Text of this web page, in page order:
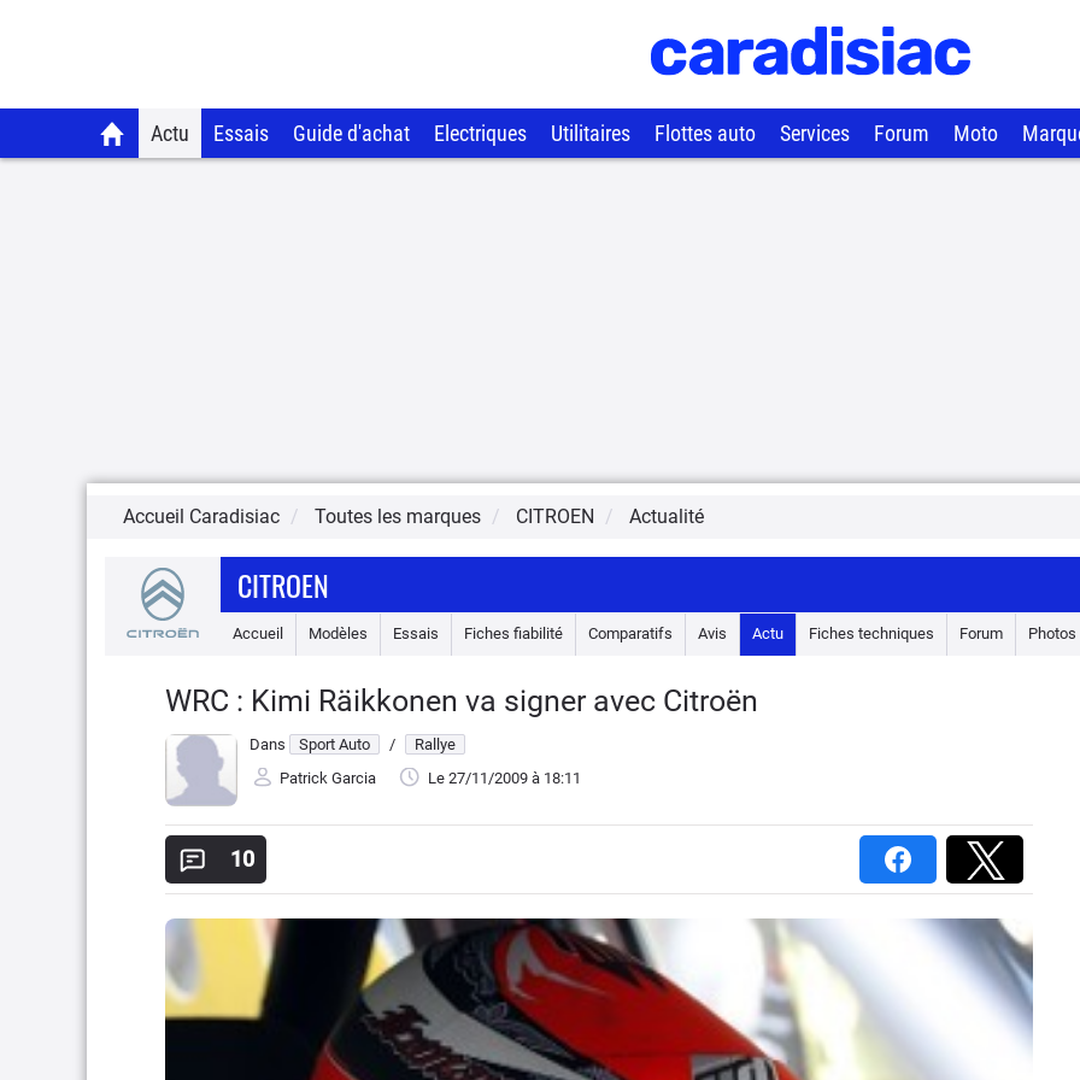
Actu Essais Guide d'achat Electriques Utilitaires Flottes auto Services Forum Moto
Accueil Caradisiac Toutes les marques CITROEN Actualité
CITROEN
Accueil Modèles Essais Fiches fiabilité Comparatifs Avis Actu Fiches techniques Forum Photos
WRC : Kimi Räikkonen va signer avec Citroën
Dans Sport Auto /
Rallye
Patrick Garcia
Le 27/11/2009 à 18:11
10